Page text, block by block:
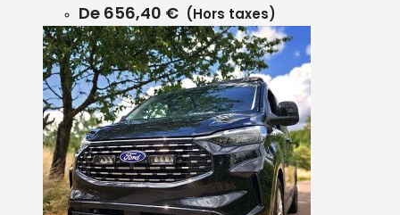
De 656,40 € (Hors taxes)